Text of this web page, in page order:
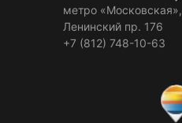
метро «Московская»,
Ленинский пр. 176
+7 (812) 748-10-63